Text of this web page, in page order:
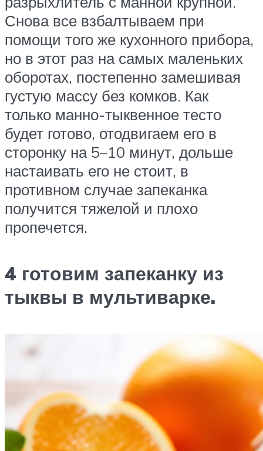
Снова все взбалтываем при
помощи того же кухонного прибора,
но в этот раз на самых маленьких
оборотах, постепенно замешивая
густую массу без комков. Как
только манно-тыквенное тесто
будет готово, отодвигаем его в
сторонку на 5–10 минут, дольше
настаивать его не стоит, в
противном случае запеканка
получится тяжелой и плохо
пропечется.
4 готовим запеканку из
тыквы в мультиварке.